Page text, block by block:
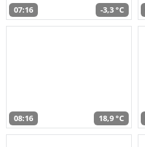
07:16 -3,3 °C
08:16 18,9 °C